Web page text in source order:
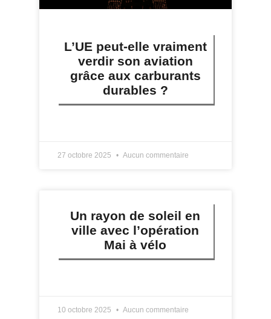
L’UE peut-elle vraiment
verdir son aviation
grâce aux carburants
durables ?
27 octobre 2025 Aucun commentaire
Un rayon de soleil en
ville avec l’opération
Mai à vélo
10 octobre 2025 Aucun commentaire